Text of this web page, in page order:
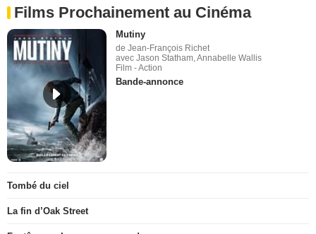
Films Prochainement au Cinéma
Mutiny
de Jean-François Richet
avec Jason Statham, Annabelle Wallis
Film - Action
Bande-annonce
Tombé du ciel
La fin d’Oak Street